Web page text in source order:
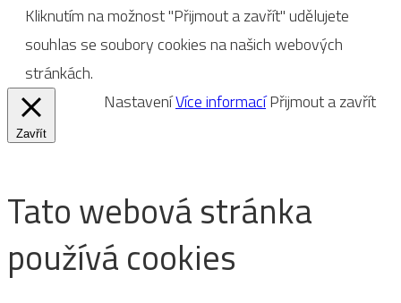
Kliknutím na možnost "Přijmout a zavřít" udělujete
souhlas se soubory cookies na našich webových
stránkách.
NastaveníVíce informacíPřijmout a zavřít
Zavřít
Tato webová stránka
používá cookies